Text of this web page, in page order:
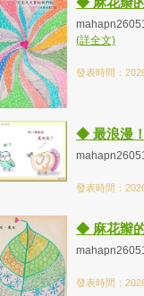
(詳全文)
發表時間：
◆ 最浪漫
發表時間：
◆ 麻花辮
發表時間：